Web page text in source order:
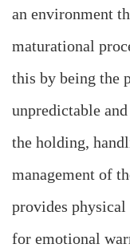
an environment
maturational
this by being the
unpredictable
the holding,
management of
provides physical
for emotional